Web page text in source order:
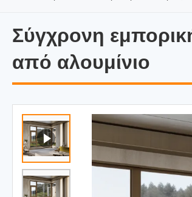
Σύγχρονη
από αλουμίνιο
Σύγχρονη